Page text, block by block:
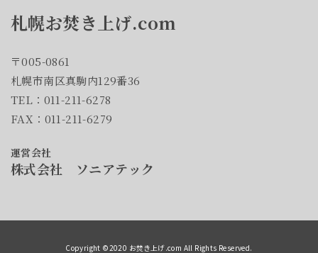
札幌お焚き上げ.com
〒005-0861
札幌市南区真駒内129番36
TEL：011-211-6278
FAX：011-211-6279
運営会社
株式会社 ソニアテック
Copyright ©2020 お焚き上げ.com All Rights Reserved.